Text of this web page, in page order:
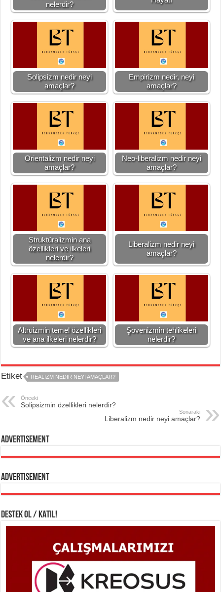
nelerdir?
Solipsizm nedir neyi
amaçlar?
Empirizm nedir, neyi
amaçlar?
Orientalizm nedir neyi
amaçlar?
Neo-liberalizm nedir neyi
amaçlar?
Struktüralizmin ana
özellikleri ve ilkeleri
nelerdir?
Liberalizm nedir neyi
amaçlar?
Altruizmin temel özellikleri
ve ana ilkeleri nelerdir?
Şovenizmin tehlikeleri
nelerdir?
Etiket REALIZM NEDIR NEYI AMAÇLAR?
Önceki
Solipsizmin özellikleri nelerdir?
Sonaraki
Liberalizm nedir neyi amaçlar?
Advertisement
Advertisement
DESTEK OL / KATIL!